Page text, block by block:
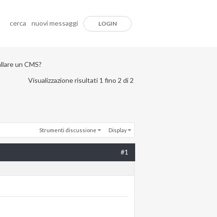
cerca nuovi messaggi LOGIN
un CMS?
Visualizzazione risultati 1 fino 2 di 2
Strumenti discussione Display
#1